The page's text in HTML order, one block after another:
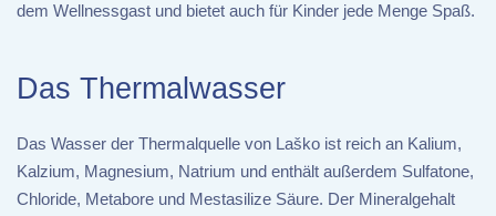
dem Wellnessgast und bietet auch für Kinder jede Menge Spaß.
Das Thermalwasser
Das Wasser der Thermalquelle von Laško ist reich an Kalium,
Kalzium, Magnesium, Natrium und enthält außerdem Sulfatone,
Chloride, Metabore und Mestasilize Säure. Der Mineralgehalt